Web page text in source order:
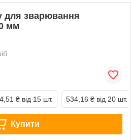
для зварювання
мм
₴ від 15 шт. 534,16 ₴ від 20 шт.
Купити